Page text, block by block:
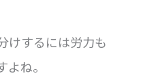
けするには労力も
ね。